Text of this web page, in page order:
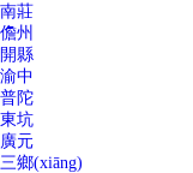
南莊
儋州
開縣
渝中
普陀
東坑
廣元
三鄉(xiāng)